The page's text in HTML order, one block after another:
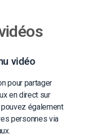
vidéo
pour partager
en direct sur
également
personnes via